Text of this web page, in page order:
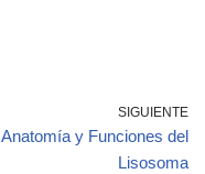
SIGUIENTE
Anatomía y Funciones del
Lisosoma